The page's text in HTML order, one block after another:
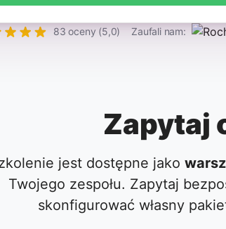
83 oceny (5,0) Zaufali nam:
Zapytaj
jest dostępne jako
Twojego zespołu. Zapytaj
skonfigurować własny